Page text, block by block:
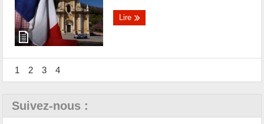
Lire
1 2 3 4
Suivez-nous :